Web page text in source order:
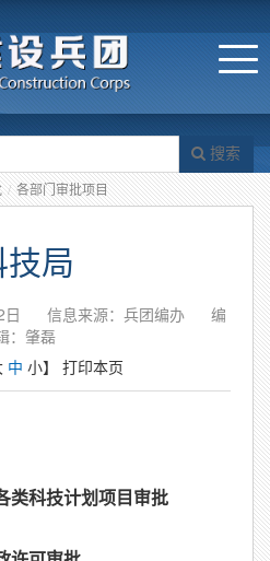
搜索
/ 各部门审批项目
技局
信息来源：兵团编办
编
：肇磊
中 小】 打印本页
类科技计划项目审批